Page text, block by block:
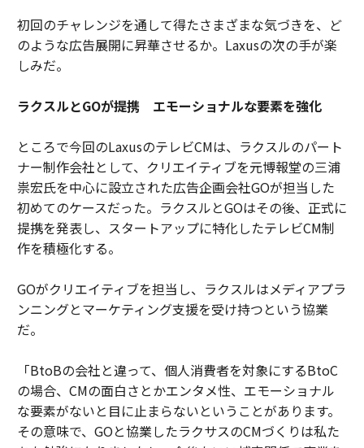
初回のチャレンジを通して得たさまざまな気づきを、ど
のような広告展開に昇華させるか。Laxusの次の手が楽
しみだ。
ラクスルとGOが提携 エモーショナルな要素を強化
ところで今回のLaxusのテレビCMは、ラクスルのパート
ナー制作会社として、クリエイティブを元博報堂の三浦
祟宏氏を中心に設立された広告企画会社GOが担当した
初めてのケースだった。ラクスルとGOはその後、正式に
提携を発表し、スタートアップに特化したテレビCM制
作を積極化する。
GOがクリエイティブを担当し、ラクスルはメディアプラ
ンニングとマーケティング支援を受け持つという協業
だ。
「BtoBの会社と違って、個人消費者を対象にするBtoC
の場合、CMの面白さとかエンタメ性、エモーショナル
な要素がないと目に止まらないということがあります。
その意味で、GOと協業したラクサスのCMづくりは私た